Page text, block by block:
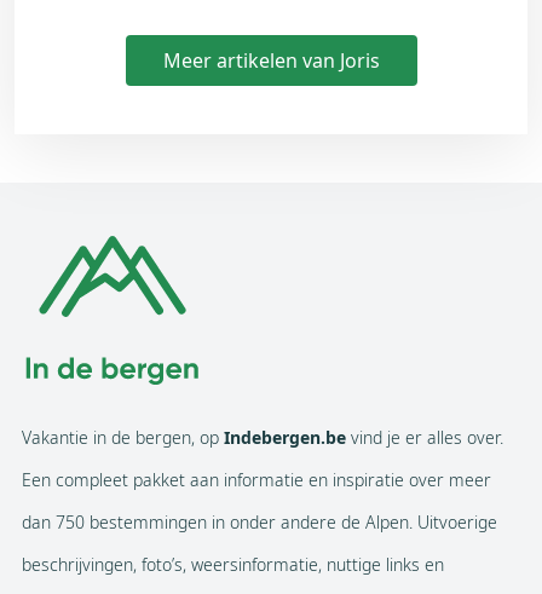
Meer artikelen van Joris
Vakantie in de bergen, op Indebergen.be vind je er alles over.
Een compleet pakket aan informatie en inspiratie over meer
dan 750 bestemmingen in onder andere de Alpen. Uitvoerige
beschrijvingen, foto’s, weersinformatie, nuttige links en